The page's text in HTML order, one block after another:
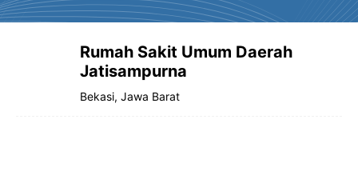
Rumah Sakit Umum Daerah
Jatisampurna
Bekasi, Jawa Barat